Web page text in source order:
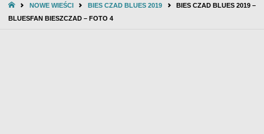
STRONA
GŁÓWNA
NOWE WIEŚCI BIES CZAD BLUES 2019
BIES CZAD BLUES 2019 –
BLUESFAN BIESZCZAD – FOTO 4